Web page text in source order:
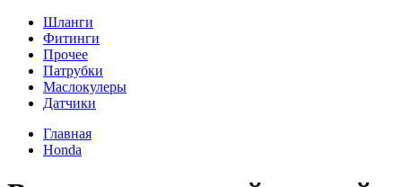
Шланги
Фитинги
Прочее
Патрубки
Маслокулеры
Датчики
Главная
Honda